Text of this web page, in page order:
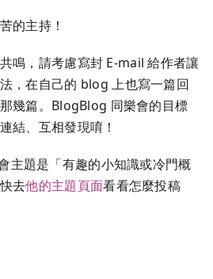
的主持！
鳴，請考慮寫封 E-mail 給作者讓
，在自己的 blog 上也寫一篇回
幾篇。BlogBlog 同樂會的目標
結、互相發現唷！
主題是「有趣的小知識或冷門概
快去他的主題頁面看看怎麼投稿